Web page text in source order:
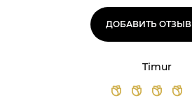
ДОБАВИТЬ ОТЗЫВ
Timur